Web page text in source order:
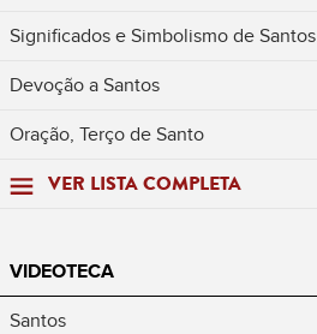
Significados e Simbolismo de Santos
Devoção a Santos
Oração, Terço de Santo
VER LISTA COMPLETA
VIDEOTECA
Santos